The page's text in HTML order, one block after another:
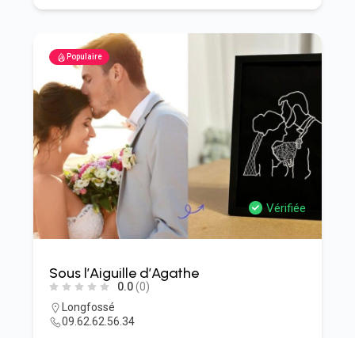
Populaire
Vérifiée
Sous l’Aiguille d’Agathe
0.0(0)
Longfossé
09.62.62.56.34